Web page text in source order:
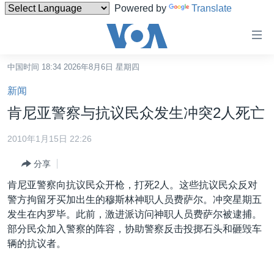
Powered by Translate
碍
链
接
转
跳
到
导
港澳
国际
最新国际新闻
印太
分类新闻
经济·金融·贸易
美中关系
中国时间 18:34 2026年8月6日 星期四
新闻
肯尼亚警察与抗议民众发生冲突2人死亡
2010年1月15日 22:26
分享
肯尼亚警察向抗议民众开枪，打死2人。这些抗议民众反对
警方拘留牙买加出生的穆斯林神职人员费萨尔。冲突星期五
发生在内罗毕。此前，激进派访问神职人员费萨尔被逮捕。
部分民众加入警察的阵容，协助警察反击投掷石头和砸毁车
辆的抗议者。